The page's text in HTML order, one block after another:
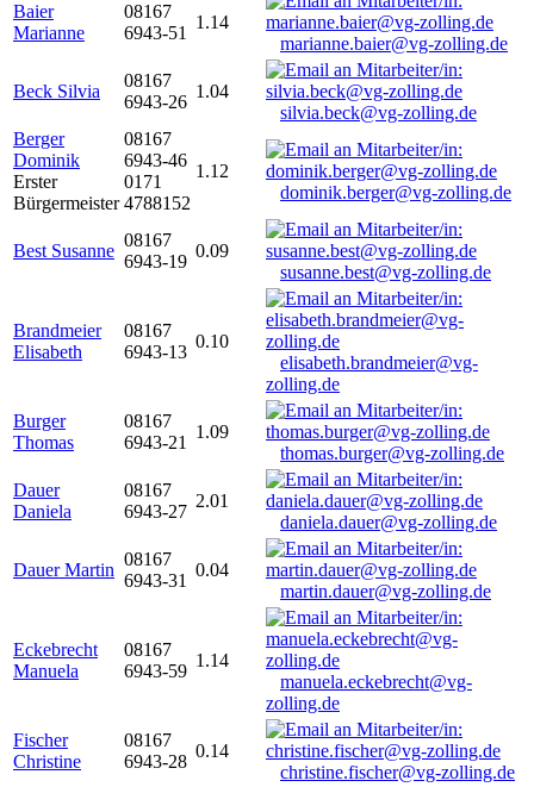
Baier
Marianne
08167
6943-51
1.14
marianne.baier@vg-zolling.de
Beck Silvia
08167
6943-26
1.04
silvia.beck@vg-zolling.de
Berger
Dominik
Erster
Bürgermeister
08167
6943-46
0171
4788152
1.12
dominik.berger@vg-zolling.de
Best Susanne
08167
6943-19
0.09
susanne.best@vg-zolling.de
Brandmeier
Elisabeth
08167
6943-13
0.10
elisabeth.brandmeier@vg-
zolling.de
Burger
Thomas
08167
6943-21
1.09
thomas.burger@vg-zolling.de
Dauer
Daniela
08167
6943-27
2.01
daniela.dauer@vg-zolling.de
Dauer Martin
08167
6943-31
0.04
martin.dauer@vg-zolling.de
Eckebrecht
Manuela
08167
6943-59
1.14
manuela.eckebrecht@vg-
zolling.de
Fischer
Christine
08167
6943-28
0.14
christine.fischer@vg-zolling.de